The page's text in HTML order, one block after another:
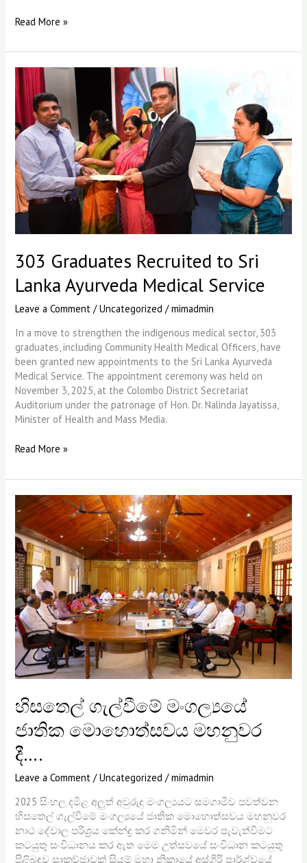
Read More »
303 Graduates Recruited to Sri
Lanka Ayurveda Medical Service
Leave a Comment /Uncategorized /mimadmin
In a move to strengthen the indigenous medical sector, 303
graduates, including Community Health Medical Officers, have
been granted new appointments to the Sri Lanka Ayurveda
Medical Service. The appointment ceremony was held on
November 3, 2025, at the Colombo District Secretariat
Auditorium under the patronage of Hon. Dr. Nalinda Jayatissa,
Minister of Health and Mass Media.
303
Graduates
Recruited
to
Sri
Lanka
Ayurveda
Medical
Service
Read More »
හිසතෙල් ගැල්වීමේ මංගල්‍යයේ
ජාතික මොහොත්සවය මහනුවර
දී….
Leave a Comment /Uncategorized /mimadmin
2025 සිංහල දමිළ අලුත් අවුරුදු මංගල්‍යයට සමගාමීව පවත්වන
හිසතෙල් ගැල්වීමේ මංගල්‍යයේ ජාතික මොහොත්සවය මහනුවර
නාථ දේවාල පරිශ්‍රය කේන්ද්‍ර කර ගනිමින් මෙවර පැවැත්වීමට
කටයුතු සංවිධානය කර ඇත මෙම උත්සවයේ සංවිධාන කටයුතු
පිළිබඳව සාකච්ඡාවක් සියම් මහා නිකායේ අස්ගිරි පාර්ශ්වයේ
හිසතෙල්
ගැල්වීමේ
මංගල්‍යයේ
ජාතික
මොහොත්සවය
මහනුවර
දී….